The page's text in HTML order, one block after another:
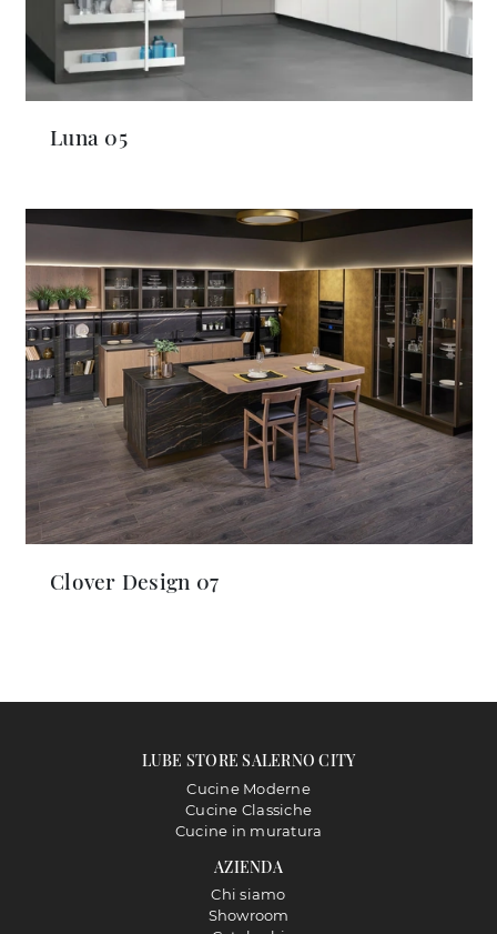
Luna 05
Clover Design 07
LUBE STORE SALERNO CITY
Cucine Moderne
Cucine Classiche
Cucine in muratura
AZIENDA
Chi siamo
Showroom